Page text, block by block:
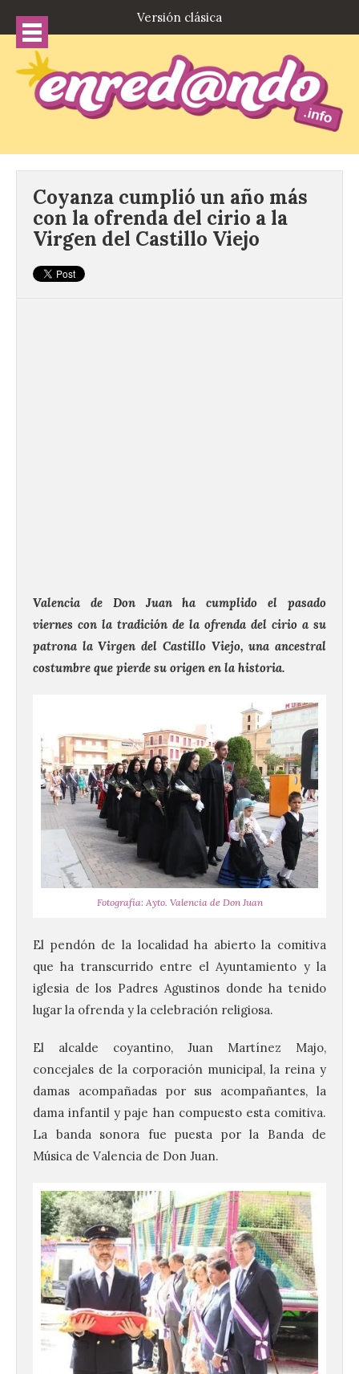
Versión clásica
Coyanza cumplió un año más
con la ofrenda del cirio a la
Virgen del Castillo Viejo
Valencia de Don Juan ha cumplido el pasado
viernes con la tradición de la ofrenda del cirio a su
patrona la Virgen del Castillo Viejo, una ancestral
costumbre que pierde su origen en la historia.
Fotografía: Ayto. Valencia de Don Juan
El pendón de la localidad ha abierto la comitiva
que ha transcurrido entre el Ayuntamiento y la
iglesia de los Padres Agustinos donde ha tenido
lugar la ofrenda y la celebración religiosa.
El alcalde coyantino, Juan Martínez Majo,
concejales de la corporación municipal, la reina y
damas acompañadas por sus acompañantes, la
dama infantil y paje han compuesto esta comitiva.
La banda sonora fue puesta por la Banda de
Música de Valencia de Don Juan.